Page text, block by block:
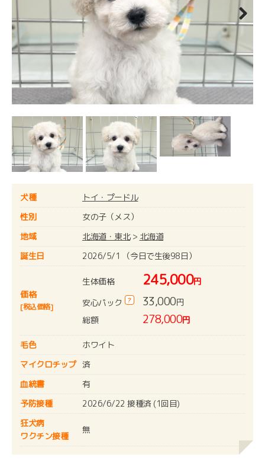
Next
犬種
トイ・プードル
性別
女の子（メス）
地域
北海道・東北> 北海道
誕生日
2026/5/1 （今日で生後98日）
価格
[税込価格]
生体価格 245,000円
安心パック
? 33,000円
総額
278,000円
毛色
ホワイト
マイクロチップ 済
血統書
有
予防接種
2026/6/22 接種済 (1回目)
狂犬病
ワクチン接種
無